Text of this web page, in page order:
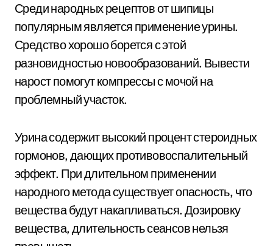
Среди народных рецептов от шипицы
популярным является применение урины.
Средство хорошо борется с этой
разновидностью новообразований. Вывести
нарост помогут компрессы с мочой на
проблемный участок.
Урина содержит высокий процент стероидных
гормонов, дающих противовоспалительный
эффект. При длительном применении
народного метода существует опасность, что
вещества будут накапливаться. Дозировку
вещества, длительность сеансов нельзя